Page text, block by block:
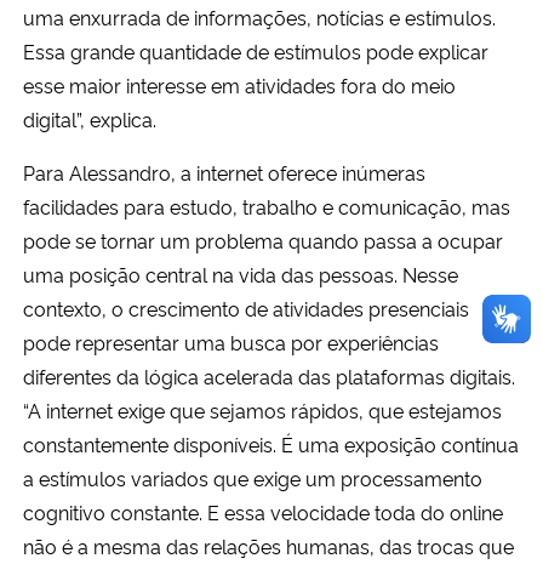
uma enxurrada de informações, notícias e estímulos.
Essa grande quantidade de estímulos pode explicar
esse maior interesse em atividades fora do meio
digital”, explica.
Para Alessandro, a internet oferece inúmeras
facilidades para estudo, trabalho e comunicação, mas
pode se tornar um problema quando passa a ocupar
uma posição central na vida das pessoas. Nesse
contexto, o crescimento de atividades presenciais
pode representar uma busca por experiências
diferentes da lógica acelerada das plataformas digitais.
“A internet exige que sejamos rápidos, que estejamos
constantemente disponíveis. É uma exposição contínua
a estímulos variados que exige um processamento
cognitivo constante. E essa velocidade toda do online
não é a mesma das relações humanas, das trocas que